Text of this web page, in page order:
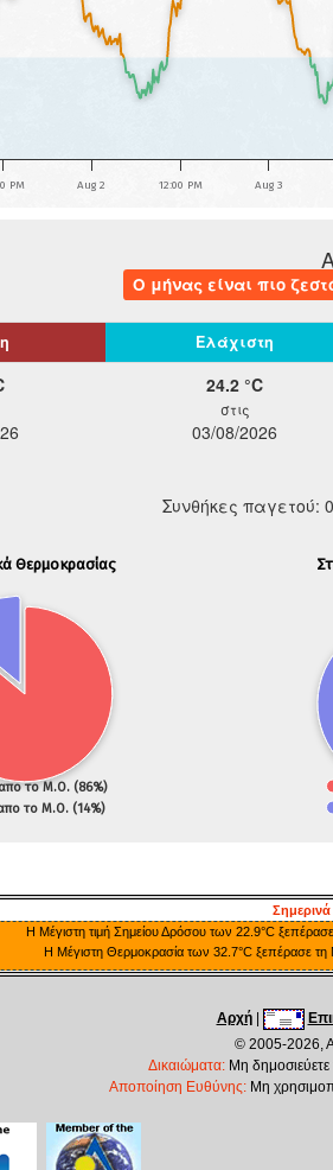
Η Μέγιστη τιμή Σημείου Δρόσου των 22.9°C
Η Μέγιστη Θερμοκρασία των 32.7°C ξεπέρασε τη
Αρχή|
© 2005-2026,
Δικαιώματα: Μη δημοσιεύετε
Αποποίηση Ευθύνης: Μη